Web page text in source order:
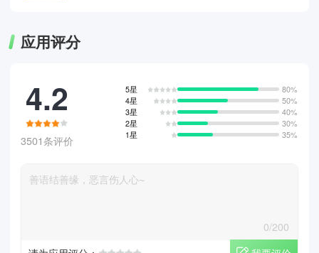
应用评分
4.2
3501条评价
5星
80%
4星
50%
3星
40%
2星
30%
1星
35%
0/200